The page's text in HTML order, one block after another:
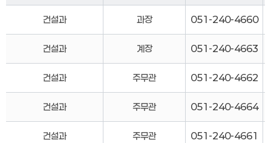
건설과 과장 051-240-4660
건설과 계장 051-240-4663
건설과 주무관 051-240-4662
건설과 주무관 051-240-4664
건설과 주무관 051-240-4661